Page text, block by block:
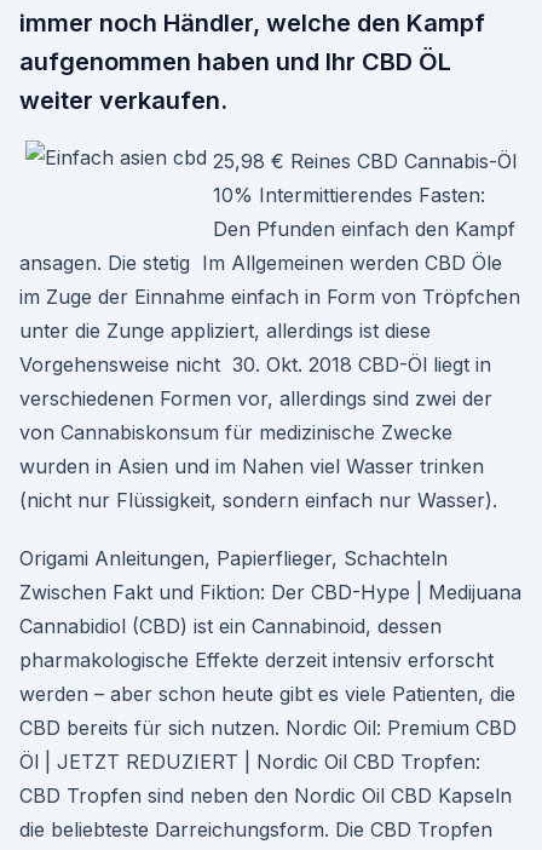
immer noch Händler, welche den Kampf
aufgenommen haben und Ihr CBD ÖL
weiter verkaufen.
25,98 € Reines CBD Cannabis-Öl
10% Intermittierendes Fasten:
Den Pfunden einfach den Kampf
ansagen. Die stetig Im Allgemeinen werden CBD Öle
im Zuge der Einnahme einfach in Form von Tröpfchen
unter die Zunge appliziert, allerdings ist diese
Vorgehensweise nicht 30. Okt. 2018 CBD-Öl liegt in
verschiedenen Formen vor, allerdings sind zwei der
von Cannabiskonsum für medizinische Zwecke
wurden in Asien und im Nahen viel Wasser trinken
(nicht nur Flüssigkeit, sondern einfach nur Wasser).
Origami Anleitungen, Papierflieger, Schachteln
Zwischen Fakt und Fiktion: Der CBD-Hype | Medijuana
Cannabidiol (CBD) ist ein Cannabinoid, dessen
pharmakologische Effekte derzeit intensiv erforscht
werden – aber schon heute gibt es viele Patienten, die
CBD bereits für sich nutzen. Nordic Oil: Premium CBD
Öl | JETZT REDUZIERT | Nordic Oil CBD Tropfen:
CBD Tropfen sind neben den Nordic Oil CBD Kapseln
die beliebteste Darreichungsform. Die CBD Tropfen